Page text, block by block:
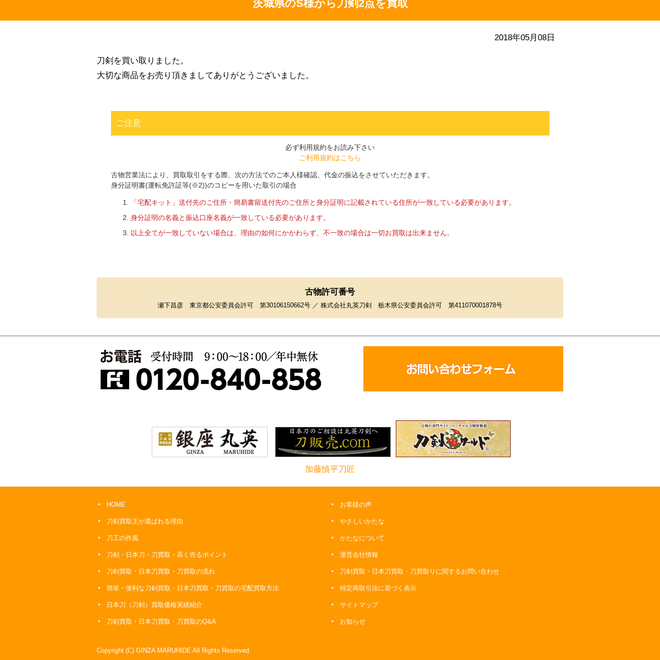
茨城県のS様から刀剣2点を買取
2018年05月08日
刀剣を買い取りました。
大切な商品をお売り頂きましてありがとうございました。
ご注意
必ず利用規約をお読み下さい
ご利用規約はこちら
古物営業法により、買取取引をする際、次の方法でのご本人様確認、代金の振込をさせていただきます。
身分証明書(運転免許証等(※2))のコピーを用いた取引の場合
「宅配キット」送付先のご住所・簡易書留送付先のご住所と身分証明に記載されている住所が一致している必要があります。
身分証明の名義と振込口座名義が一致している必要があります。
以上全てが一致していない場合は、理由の如何にかかわらず、不一致の場合は一切お買取は出来ません。
古物許可番号
瀬下昌彦 東京都公安委員会許可 第30106150662号 ／ 株式会社丸英刀剣 栃木県公安委員会許可 第411070001878号
加藤慎平刀匠
HOME
刀剣買取王が選ばれる理由
刀工の作風
刀剣・日本刀・刀買取・高く売るポイント
刀剣買取・日本刀買取・刀買取の流れ
簡単・便利な刀剣買取・日本刀買取・刀買取の宅配買取方法
日本刀（刀剣）買取価格実績紹介
刀剣買取・日本刀買取・刀買取のQ&A
お客様の声
やさしいかたな
かたなについて
運営会社情報
刀剣買取・日本刀買取・刀買取りに関するお問い合わせ
特定商取引法に基づく表示
サイトマップ
お知らせ
Copyright (C) GINZA MARUHIDE All Rights Reserved.